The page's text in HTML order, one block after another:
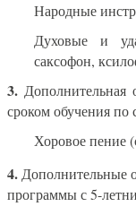
Народные
Духовые и
саксофон,
3.
сроком обучения по
Хоровое пение
4.Дополнительные
программы с 5-